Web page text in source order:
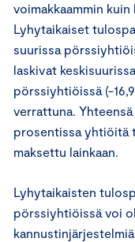
voimakkaammin
Lyhytaikaiset
suurissa
laskivat
pörssiyhtiöissä (-
verrattuna.
prosentissa yhtiöitä
maksettu lainkaan.
Lyhytaikaisten
pörssiyhtiöissä voi